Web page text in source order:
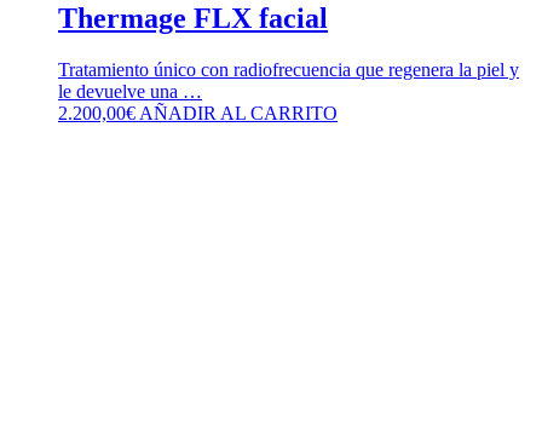
Thermage FLX facial
Tratamiento único con radiofrecuencia que regenera la piel y
le devuelve una …
2.200,00€ AÑADIR AL CARRITO